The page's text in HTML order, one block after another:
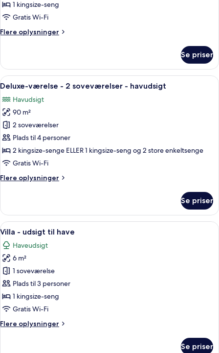
dobbeltseng
eller
enkeltsenge
til
have
1 kingsize-seng
Gratis Wi-Fi
Flere oplysninger
Flere
værelse
med
dobbeltseng
2
enkeltsenge
udsigt
til
have
Se priser
Indlæs
alle
billeder
af
Deluxe-
værelse
-
2
-
En balkon med træstole med udsigt
11
Deluxe-værelse - 2 soveværelser - havudsigt
Havudsigt
90 m²
2 soveværelser
Plads til 4 personer
2 kingsize-senge ELLER 1 kingsize-seng og 2 store enkeltsenge
Gratis Wi-Fi
Flere oplysninger
Flere
værelse
2
soveværelser
havudsigt
Se priser
Indlæs
alle
billeder
af
Villa
-
udsigt
til
En bungalow med en overdækket
6
Villa - udsigt til have
Haveudsigt
6 m²
1 soveværelse
Plads til 3 personer
1 kingsize-seng
Gratis Wi-Fi
Flere oplysninger
Flere
Se priser